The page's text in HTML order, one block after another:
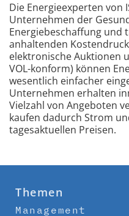
Die Energieexperten von
Unternehmen der
Energiebeschaffung und
anhaltenden
elektronische Auktionen
VOL-konform) können
wesentlich einfacher
Unternehmen erhalten
Vielzahl von Angeboten
kaufen dadurch Strom
tagesaktuellen Preisen.
Themen
Management